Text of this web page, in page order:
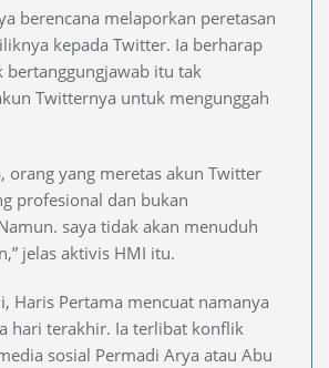
berencana melaporkan peretasan
kepada Twitter. Ia berharap
bertanggungjawab itu tak
Twitternya untuk mengunggah
orang yang meretas akun Twitter
profesional dan bukan
saya tidak akan menuduh
jelas aktivis HMI itu.
Haris Pertama mencuat namanya
hari terakhir. Ia terlibat konflik
sosial Permadi Arya atau Abu